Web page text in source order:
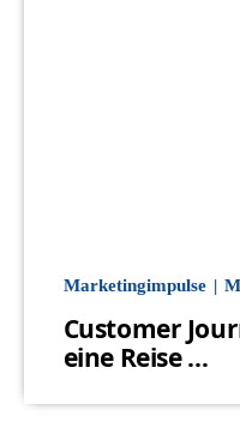
Marketingimpulse
Customer
eine Reise …